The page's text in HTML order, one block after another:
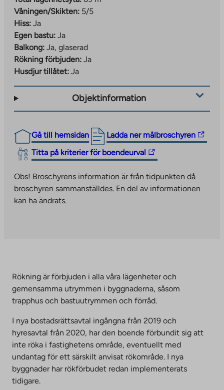
Våningen/Skikten: 5/5
Hiss: Ja
Egen bastu: Ja
Balkong: Ja, glaserad
Rökning förbjuden: Ja
Husdjur tillåtet: Ja
Objektinformation
Gå till hemsidan Ladda ner målbroschyren
The
link
takes
to
an
new
tab
Titta på kriterier för boendeurval
The
link
takes
you
to
in
new
Obs! Broschyrens information är från tidpunkten då
broschyren sammanställdes. En del av informationen
kan ha ändrats.
Rökning är förbjuden i alla våra lägenheter och
gemensamma utrymmen i byggnaderna, såsom
trapphus och bastuutrymmen och förråd.
I nya bostadsrättsavtal ingångna från 2019 och
hyresavtal från 2020, har den boende förbundit sig att
inte röka i fastighetens område, eventuellt med
undantag för ett särskilt anvisat rökområde. I nya
byggnader har rökförbudet redan implementerats
tidigare.